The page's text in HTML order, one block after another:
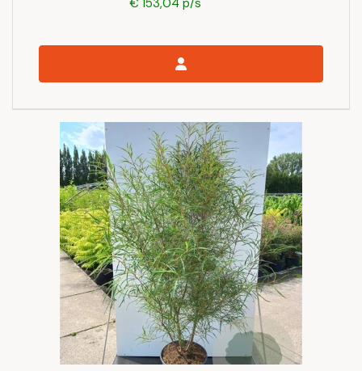
€ 153,04 p/s